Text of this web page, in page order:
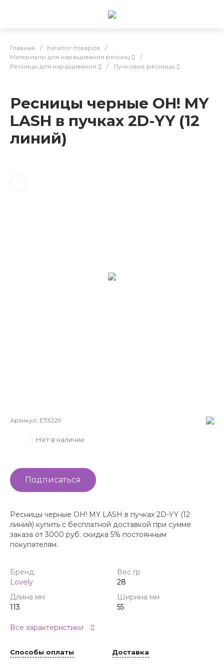
Главная / Каталог товаров
/
Материалы для наращивания ресниц
/
Ресницы для наращивания
/ Пучковые ресницы
Ресницы черные OH! MY
LASH в пучках 2D-YY (12
линий)
Артикул: E73225
Нет в наличии
Подписаться
Ресницы черные OH! MY LASH в пучках 2D-YY (12
линий) купить с бесплатной доставкой при сумме
заказа от 3000 руб. скидка 5% постоянным
покупателям.
Бренд
Lovely
Вес гр
28
Длина мм
113
Ширина мм
55
Все характеристики
Способы оплаты Доставка